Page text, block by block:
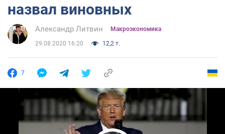
назвал виновных
Александр Литвин Mакроэкономика
29.08.2020 16:20 12,2 т.
7